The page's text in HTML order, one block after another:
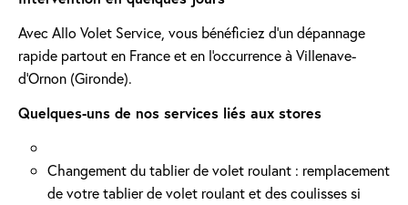
Avec Allo Volet Service, vous bénéficiez d'un dépannage
rapide partout en France et en l'occurrence à Villenave-
d’Ornon (Gironde).
Quelques-uns de nos services liés aux stores
Changement du tablier de volet roulant : remplacement
de votre tablier de volet roulant et des coulisses si